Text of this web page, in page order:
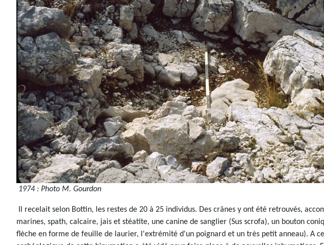
1974 : Photo M. Gourdon
Il recelait selon Bottin, les restes de 20 à 25 individus. Des crânes y ont été retrouvés,
marines, spath, calcaire, jais et stéatite, une canine de sanglier (Sus scrofa), un bouton
flèche en forme de feuille de laurier, l'extrémité d'un poignard et un très petit anneau). A